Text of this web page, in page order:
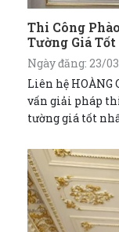
Thi Công
Tường Giá
Ngày đăng: 23/
Liên hệ HOÀNG
vấn giải pháp
tường giá tốt